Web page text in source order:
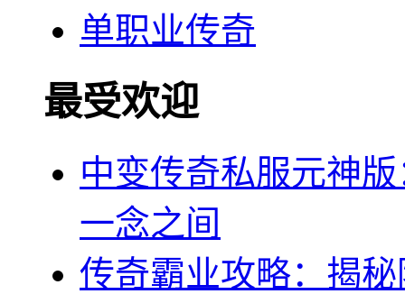
单职业传奇
最受欢迎
中变传奇私服元神
一念之间
传奇霸业攻略：揭